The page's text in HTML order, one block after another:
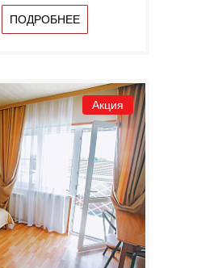
ПОДРОБНЕЕ
Акция